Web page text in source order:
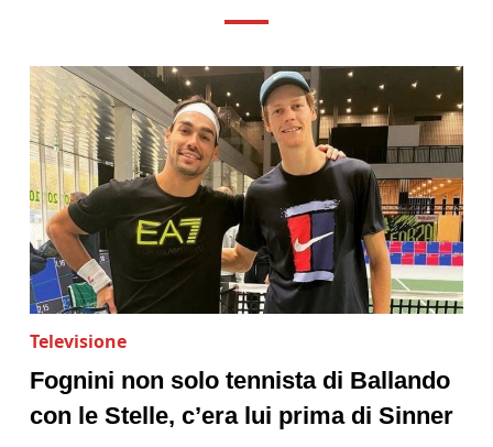
Televisione
Fognini non solo tennista di Ballando
con le Stelle, c’era lui prima di Sinner